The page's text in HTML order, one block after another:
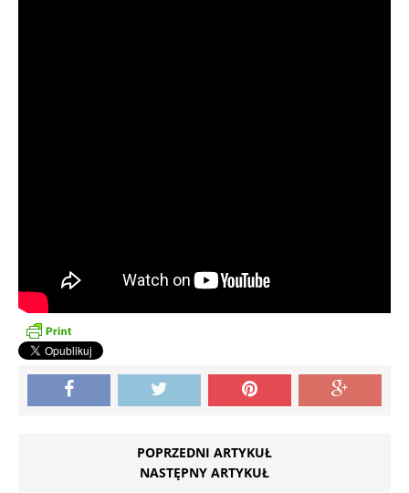
POPRZEDNI ARTYKUŁ
NASTĘPNY ARTYKUŁ